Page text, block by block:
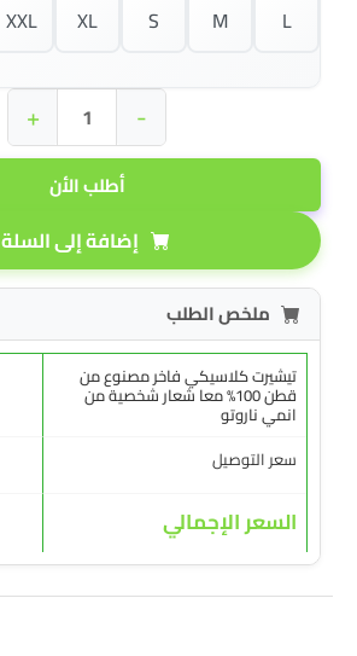
L
M
S
XL
XXL
أطلب الأن
-
+
إضافة إلى السلة
ملخص الطلب
تيشيرت كلاسيكي فاخر مصنوع من
قطن 100% معا شعار شخصية من
انمي ناروتو
سعر التوصيل
السعر الإجمالي